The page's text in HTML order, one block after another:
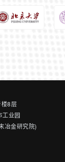
8层
工业园
冶金研究院)